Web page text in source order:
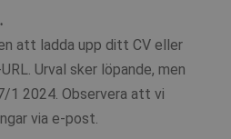
att ladda upp ditt CV eller
Urval sker löpande, men
1 2024. Observera att vi
via e-post.